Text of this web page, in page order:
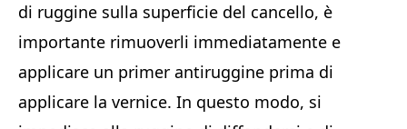
di ruggine sulla superficie del cancello, è
importante rimuoverli immediatamente e
applicare un primer antiruggine prima di
applicare la vernice. In questo modo, si